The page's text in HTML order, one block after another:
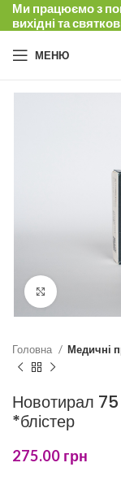
Ми працюємо з
вихідні та
МЕНЮ
Головна Медичні
Новотирал
*блістер
275.00 грн